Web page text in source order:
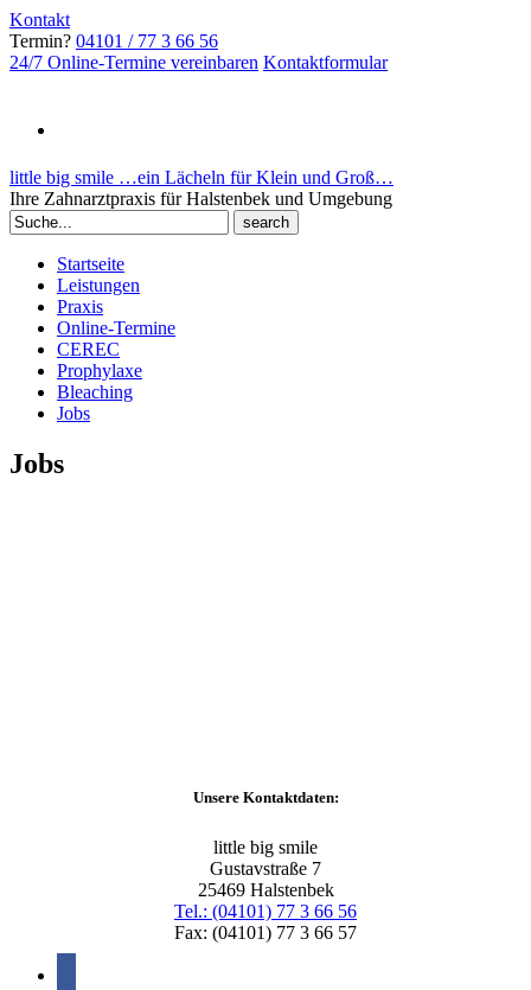
Kontakt
Termin? 04101 / 77 3 66 56
24/7 Online-Termine vereinbaren Kontaktformular
little big smile …ein Lächeln für Klein und Groß…
Ihre Zahnarztpraxis für Halstenbek und Umgebung
Search
for:
Startseite
Leistungen
Praxis
Online-Termine
CEREC
Prophylaxe
Bleaching
Jobs
Jobs
Unsere Kontaktdaten:
little big smile
Gustavstraße 7
25469 Halstenbek
Tel.: (04101) 77 3 66 56
Fax: (04101) 77 3 66 57